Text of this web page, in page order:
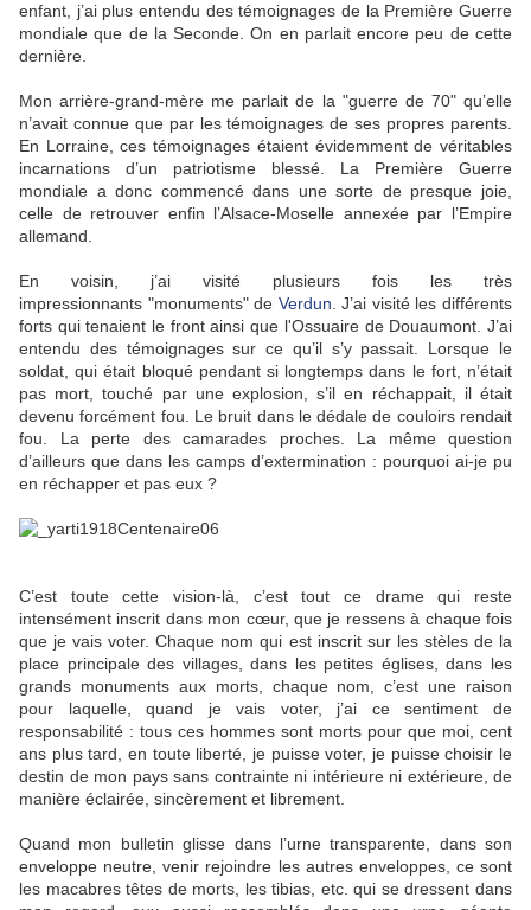
enfant, j’ai plus entendu des témoignages de la Première Guerre
mondiale que de la Seconde. On en parlait encore peu de cette
dernière.
Mon arrière-grand-mère me parlait de la "guerre de 70" qu’elle
n’avait connue que par les témoignages de ses propres parents.
En Lorraine, ces témoignages étaient évidemment de véritables
incarnations d’un patriotisme blessé. La Première Guerre
mondiale a donc commencé dans une sorte de presque joie,
celle de retrouver enfin l’Alsace-Moselle annexée par l’Empire
allemand.
En voisin, j’ai visité plusieurs fois les très
impressionnants "monuments" de Verdun . J’ai visité les différents
forts qui tenaient le front ainsi que l'Ossuaire de Douaumont. J’ai
entendu des témoignages sur ce qu’il s’y passait. Lorsque le
soldat, qui était bloqué pendant si longtemps dans le fort, n’était
pas mort, touché par une explosion, s’il en réchappait, il était
devenu forcément fou. Le bruit dans le dédale de couloirs rendait
fou. La perte des camarades proches. La même question
d’ailleurs que dans les camps d’extermination : pourquoi ai-je pu
en réchapper et pas eux ?
C’est toute cette vision-là, c’est tout ce drame qui reste
intensément inscrit dans mon cœur, que je ressens à chaque fois
que je vais voter. Chaque nom qui est inscrit sur les stèles de la
place principale des villages, dans les petites églises, dans les
grands monuments aux morts, chaque nom, c’est une raison
pour laquelle, quand je vais voter, j’ai ce sentiment de
responsabilité : tous ces hommes sont morts pour que moi, cent
ans plus tard, en toute liberté, je puisse voter, je puisse choisir le
destin de mon pays sans contrainte ni intérieure ni extérieure, de
manière éclairée, sincèrement et librement.
Quand mon bulletin glisse dans l’urne transparente, dans son
enveloppe neutre, venir rejoindre les autres enveloppes, ce sont
les macabres têtes de morts, les tibias, etc. qui se dressent dans